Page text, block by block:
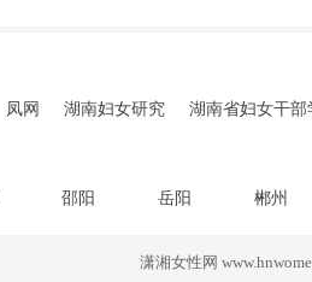
凤网 湖南妇女研究 湖南省妇女干部
邵阳 岳阳 郴州
潇湘女性网